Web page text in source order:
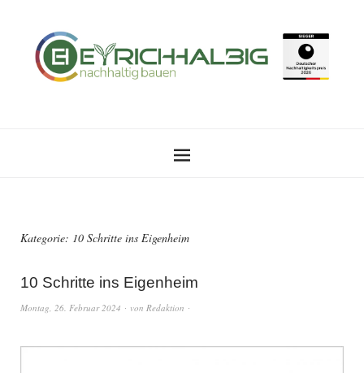
Kategorie: 10 Schritte ins Eigenheim
10 Schritte ins Eigenheim
Montag, 26. Februar 2024 von Redaktion